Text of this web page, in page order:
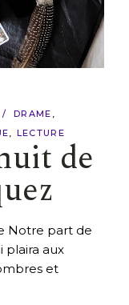
DRAME
LECTURE
de
Notre part de
plaira aux
et